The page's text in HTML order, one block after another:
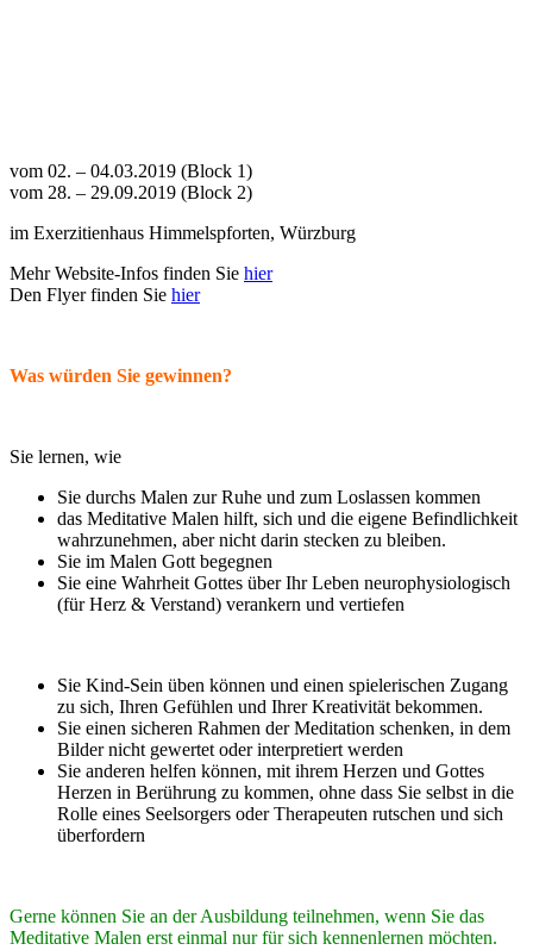
vom 02. – 04.03.2019 (Block 1)
vom 28. – 29.09.2019 (Block 2)
im Exerzitienhaus Himmelspforten, Würzburg
Mehr Website-Infos finden Sie hier
Den Flyer finden Sie hier
Was würden Sie gewinnen?
Sie lernen, wie
Sie durchs Malen zur Ruhe und zum Loslassen kommen
das Meditative Malen hilft, sich und die eigene Befindlichkeit
wahrzunehmen, aber nicht darin stecken zu bleiben.
Sie im Malen Gott begegnen
Sie eine Wahrheit Gottes über Ihr Leben neurophysiologisch
(für Herz & Verstand) verankern und vertiefen
Sie Kind-Sein üben können und einen spielerischen Zugang
zu sich, Ihren Gefühlen und Ihrer Kreativität bekommen.
Sie einen sicheren Rahmen der Meditation schenken, in dem
Bilder nicht gewertet oder interpretiert werden
Sie anderen helfen können, mit ihrem Herzen und Gottes
Herzen in Berührung zu kommen, ohne dass Sie selbst in die
Rolle eines Seelsorgers oder Therapeuten rutschen und sich
überfordern
Gerne können Sie an der Ausbildung teilnehmen, wenn Sie das
Meditative Malen erst einmal nur für sich kennenlernen möchten.